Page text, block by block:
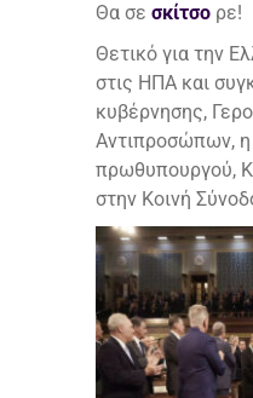
Θα σε σκίτσο ρε!
Θετικό για την
στις ΗΠΑ και
κυβέρνησης,
Αντιπροσώπων, η
πρωθυπουργού,
στην Κοινή